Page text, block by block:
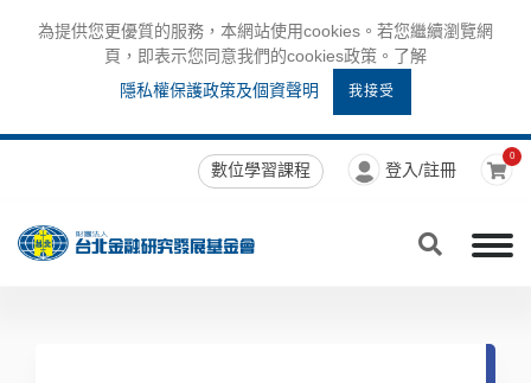
為提供您更優質的服務，本網站使用cookies。若您繼續瀏覽網
頁，即表示您同意我們的cookies政策。了解
隱私權保護政策及個資聲明
我接受
數位學習課程 登入/註冊
0